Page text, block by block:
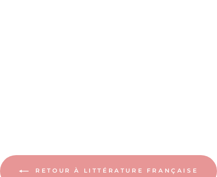
RETOUR À LITTÉRATURE FRANÇAISE